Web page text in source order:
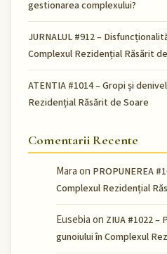
gestionarea complexului?
JURNALUL #912 –
Complexul Rezidențial Răsărit
ATENTIA #1014 – Gropi și
Rezidențial Răsărit de Soare
Comentarii Recente
Maraon PROPUNEREA
Complexul Rezidențial
Eusebiaon ZIUA #1022
gunoiului în Complexul